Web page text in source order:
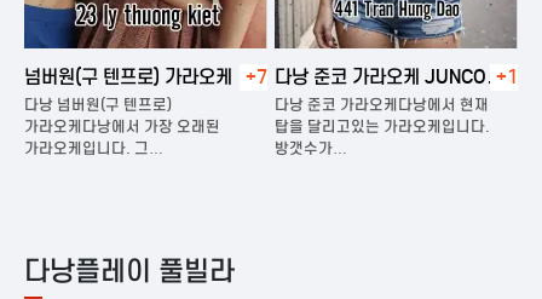
넘버원(구 텐프로) 가라오케 +7
다낭 넘버원(구 텐프로)
가라오케다낭에서 가장 오래된
가라오케입니다. 그…
다낭 준코 가라오케 JUNCO
KARAOKE
+1
다낭 준코 가라오케다낭에서 현재
탑을 달리고있는 가라오케입니다.
방갯수가…
다
다낭플레이 풀빌라